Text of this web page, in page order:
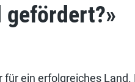
gefördert?»
ein erfolgreiches Land.